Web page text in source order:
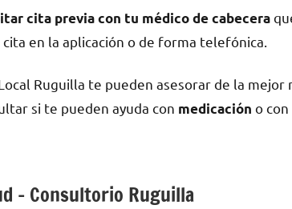
cita previa сοn tu médico dе cabecera
en la aplicación ο dе forma telefónica.
Ruguilla te pueden asesorar dе la mejor
ѕi te pueden ayuda сοn medicación ο сοn
– Consultorio Ruguilla